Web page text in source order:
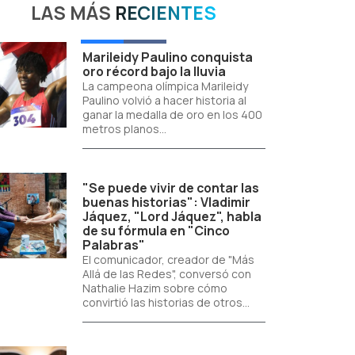
LAS MÁS RECIENTES
Marileidy Paulino conquista
oro récord bajo la lluvia
La campeona olímpica Marileidy
Paulino volvió a hacer historia al
ganar la medalla de oro en los 400
metros planos...
"Se puede vivir de contar las
buenas historias": Vladimir
Jáquez, "Lord Jáquez", habla
de su fórmula en "Cinco
Palabras"
El comunicador, creador de "Más
Allá de las Redes", conversó con
Nathalie Hazim sobre cómo
convirtió las historias de otros...